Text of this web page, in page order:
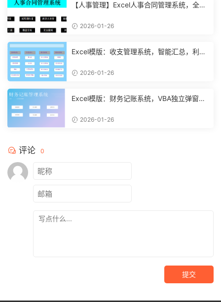
【人事管理】Excel人事合同管理系统，全函
2026-01-26
Excel模版：收支管理系统，智能汇总，利润
2026-01-26
Excel模版：财务记账系统，VBA独立弹窗，
2026-01-26
评论 0
提交